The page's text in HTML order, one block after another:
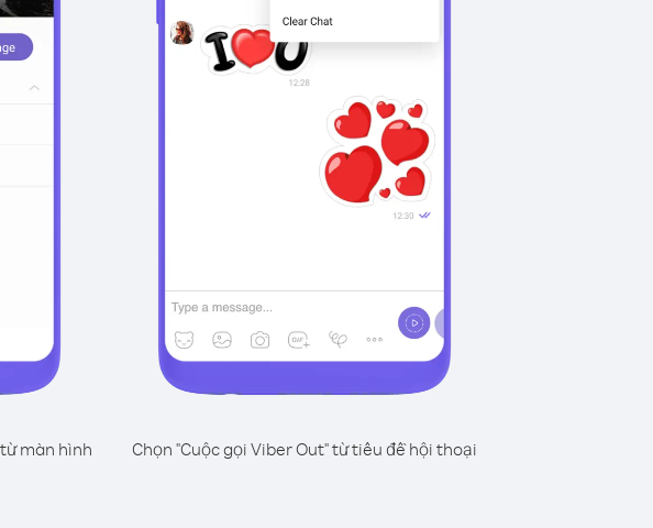
màn hình
Chọn "Cuộc gọi Viber Out" từ tiêu đề hội thoại